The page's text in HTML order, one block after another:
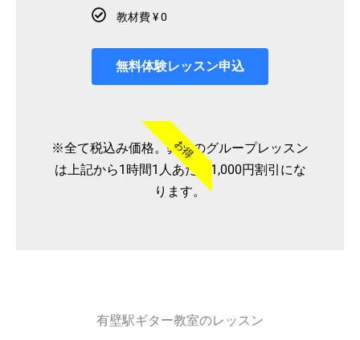
教材費 ¥ 0
無料体験レッスン申込
お得
※全て税込み価格。弊社のグループレッスン
は上記から1時間1人あたり1,000円割引にな
ります。
有壁駅ギター教室のレッスン